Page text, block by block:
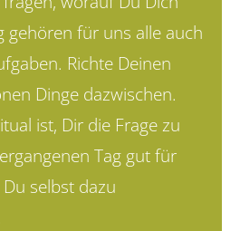
gehören für uns alle auch
Richte Deinen
Dinge dazwischen.
ist, Dir die Frage zu
Tag gut für
selbst dazu